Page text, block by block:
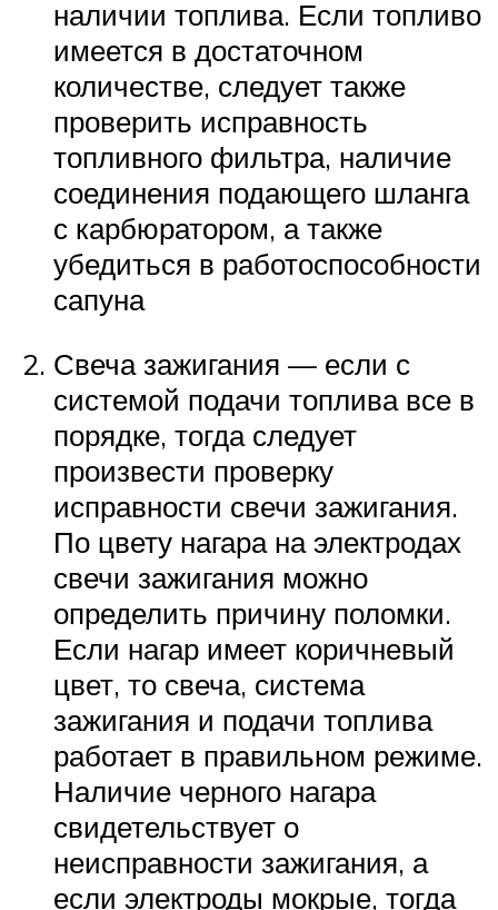
наличии топлива. Если топливо
имеется в достаточном
количестве, следует также
проверить исправность
топливного фильтра, наличие
соединения подающего шланга
с карбюратором, а также
убедиться в работоспособности
сапуна
Свеча зажигания — если с
системой подачи топлива все в
порядке, тогда следует
произвести проверку
исправности свечи зажигания.
По цвету нагара на электродах
свечи зажигания можно
определить причину поломки.
Если нагар имеет коричневый
цвет, то свеча, система
зажигания и подачи топлива
работает в правильном режиме.
Наличие черного нагара
свидетельствует о
неисправности зажигания, а
если электроды мокрые, тогда